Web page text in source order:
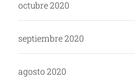
octubre 2020
septiembre 2020
agosto 2020